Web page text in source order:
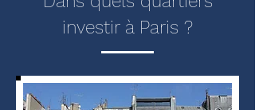
investir à Paris ?